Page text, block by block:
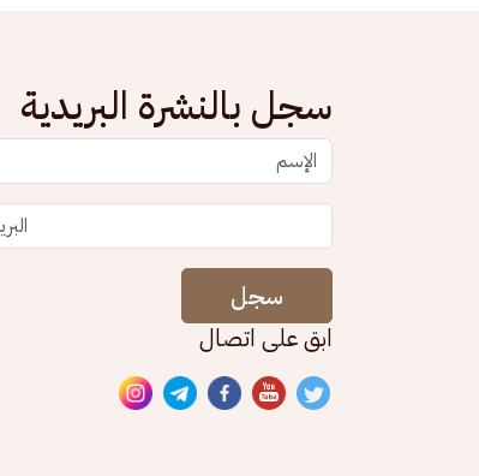
سجل بالنشرة البريدية
سجل
ابق على اتصال